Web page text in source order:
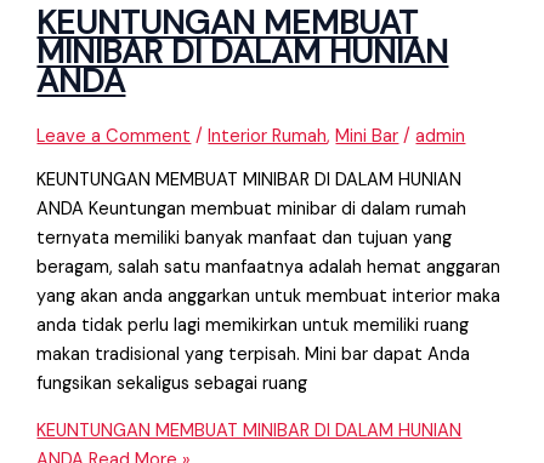
KEUNTUNGAN MEMBUAT
MINIBAR DI DALAM HUNIAN
ANDA
Leave a Comment /Interior Rumah,Mini Bar /admin
KEUNTUNGAN MEMBUAT MINIBAR DI DALAM HUNIAN
ANDA Keuntungan membuat minibar di dalam rumah
ternyata memiliki banyak manfaat dan tujuan yang
beragam, salah satu manfaatnya adalah hemat anggaran
yang akan anda anggarkan untuk membuat interior maka
anda tidak perlu lagi memikirkan untuk memiliki ruang
makan tradisional yang terpisah. Mini bar dapat Anda
fungsikan sekaligus sebagai ruang
KEUNTUNGAN MEMBUAT MINIBAR DI DALAM HUNIAN